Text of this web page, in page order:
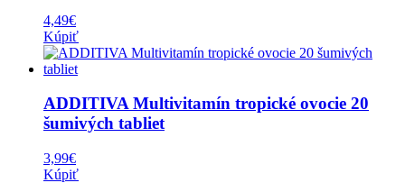
4,49€
Kúpiť
ADDITIVA Multivitamín tropické ovocie 20
šumivých tabliet
3,99€
Kúpiť